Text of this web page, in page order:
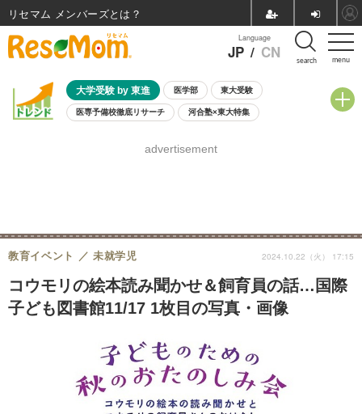
menu
Language
JP / CN search
大学受験 by 東進 医学部 東大受験
医専予備校徹底リサーチ 河合塾×東大特集
8月開催学校説明会・相談会
advertisement
コウモリの絵本読み聞かせ＆飼育員の話…国際
子ども図書館11/17 1枚目の写真・画像
教育イベント 未就学児 2024.10.22（火） 17:15
リセマム メンバーズ